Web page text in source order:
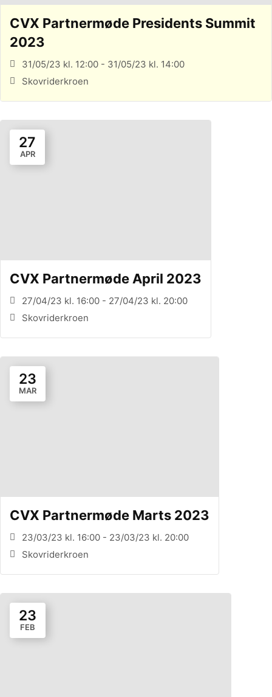
CVX Partnermøde Presidents Summit
2023
31/05/23 kl. 12:00 - 31/05/23 kl. 14:00
Skovriderkroen
27
APR
CVX Partnermøde April 2023
27/04/23 kl. 16:00 - 27/04/23 kl. 20:00
Skovriderkroen
23
MAR
CVX Partnermøde Marts 2023
23/03/23 kl. 16:00 - 23/03/23 kl. 20:00
Skovriderkroen
23
FEB